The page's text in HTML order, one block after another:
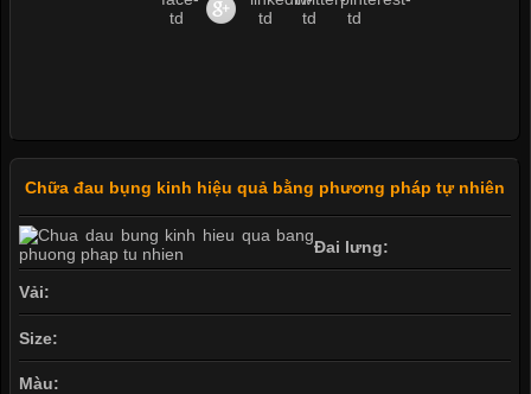
Chữa đau bụng kinh hiệu quả bằng phương pháp tự nhiên
Đai lưng:
Vải:
Size:
Màu: